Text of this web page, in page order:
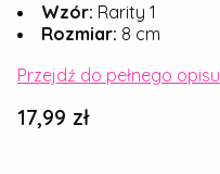
Wzór: Rarity 1
Rozmiar: 8 cm
Przejdź do pełnego opisu
Cena
17,99 zł